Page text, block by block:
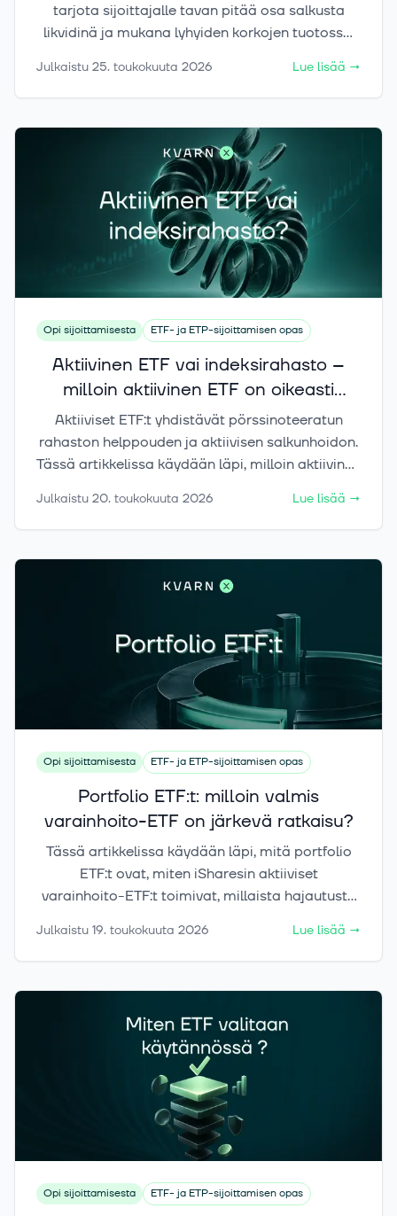
tarjota sijoittajalle tavan pitää osa salkusta
likvidinä ja mukana lyhyiden korkojen tuotossa.
riskittömiä talletuksia. Tässä artikkelissa
käymme läpi, mitä käteis-ETF käytännössä
se voi toimia salkun parkkipaikkana.
Julkaistu 25. toukokuuta 2026 Lue lisää →
Opi sijoittamisesta ETF- ja ETP-sijoittamisen opas
Aktiivinen ETF vai indeksirahasto –
milloin aktiivinen ETF on oikeasti
perusteltu?
Aktiiviset ETF:t yhdistävät pörssinoteeratun
rahaston helppouden ja aktiivisen salkunhoidon.
Tässä artikkelissa käydään läpi, milloin aktiivinen
tavallinen passiivinen indeksirahasto riittää
paremmin.
Julkaistu 20. toukokuuta 2026 Lue lisää →
Opi sijoittamisesta ETF- ja ETP-sijoittamisen opas
Portfolio ETF:t: milloin valmis
varainhoito-ETF on järkevä ratkaisu?
Tässä artikkelissa käydään läpi, mitä portfolio
ETF:t ovat, miten iSharesin aktiiviset
varainhoito-ETF:t toimivat, millaista hajautusta
missä tilanteissa itse rakennettu ETF-salkku on
parempi valinta.
Julkaistu 19. toukokuuta 2026 Lue lisää →
Opi sijoittamisesta ETF- ja ETP-sijoittamisen opas